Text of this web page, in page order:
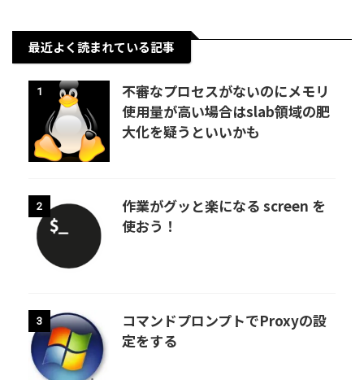
最近よく読まれている記事
1
不審なプロセスがないのにメモリ
使用量が高い場合はslab領域の肥
大化を疑うといいかも
2
作業がグッと楽になる screen を
使おう！
3
コマンドプロンプトでProxyの設
定をする